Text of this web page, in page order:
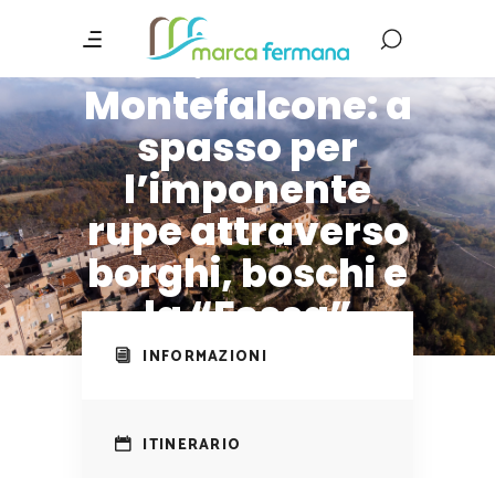
Itinerario
Montefalcone: a
spasso per
l’imponente
rupe attraverso
borghi, boschi e
la “Fessa”
INFORMAZIONI
ITINERARIO